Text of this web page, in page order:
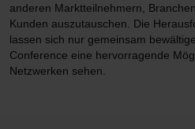
anderen Marktteilnehmern,
Kunden auszutauschen. Die
lassen sich nur gemeinsam
Conference eine hervorragende
Netzwerken sehen.